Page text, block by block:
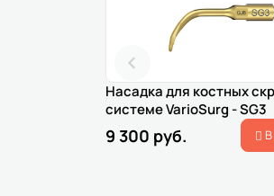
Насадка для костных
системе VarioSurg - SG3
9 300 руб.